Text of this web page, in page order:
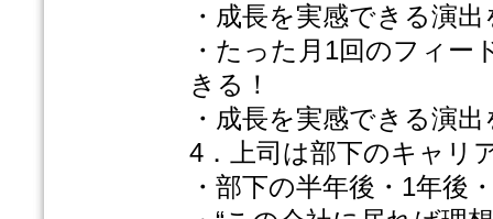
・成長を実感できる演
・たった月1回のフィー
きる！
・成長を実感できる演
4．上司は部下のキャリ
・部下の半年後・1年後